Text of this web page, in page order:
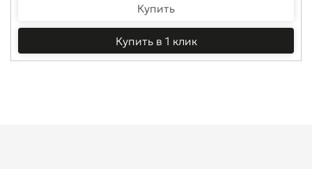
Купить
Купить в 1 клик